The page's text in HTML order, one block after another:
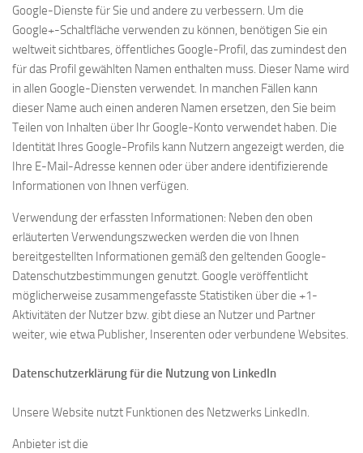
Google-Dienste für Sie und andere zu verbessern. Um die
Google+-Schaltfläche verwenden zu können, benötigen Sie ein
weltweit sichtbares, öffentliches Google-Profil, das zumindest den
für das Profil gewählten Namen enthalten muss. Dieser Name wird
in allen Google-Diensten verwendet. In manchen Fällen kann
dieser Name auch einen anderen Namen ersetzen, den Sie beim
Teilen von Inhalten über Ihr Google-Konto verwendet haben. Die
Identität Ihres Google-Profils kann Nutzern angezeigt werden, die
Ihre E-Mail-Adresse kennen oder über andere identifizierende
Informationen von Ihnen verfügen.
Verwendung der erfassten Informationen: Neben den oben
erläuterten Verwendungszwecken werden die von Ihnen
bereitgestellten Informationen gemäß den geltenden Google-
Datenschutzbestimmungen genutzt. Google veröffentlicht
möglicherweise zusammengefasste Statistiken über die +1-
Aktivitäten der Nutzer bzw. gibt diese an Nutzer und Partner
weiter, wie etwa Publisher, Inserenten oder verbundene Websites.
Datenschutzerklärung für die Nutzung von LinkedIn
Unsere Website nutzt Funktionen des Netzwerks LinkedIn.
Anbieter ist die